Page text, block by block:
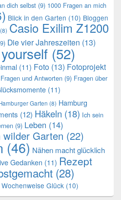
dich selbst (9) 1000 Fragen an mich
Blick in den Garten (10) Bloggen
(8) Casio Exilim Z1200
Die vier Jahreszeiten (13)
(52)
(11) Foto (13) Fotoprojekt
Fragen und Antworten (9) Fragen über
(11)
Garten (8) Hamburg
(12) Häkeln (18) Ich sein
(9) Leben (14)
wilder Garten (22)
(46) Nähen macht glücklich
Gedanken (11) Rezept
(28)
Wochenweise Glück (10)